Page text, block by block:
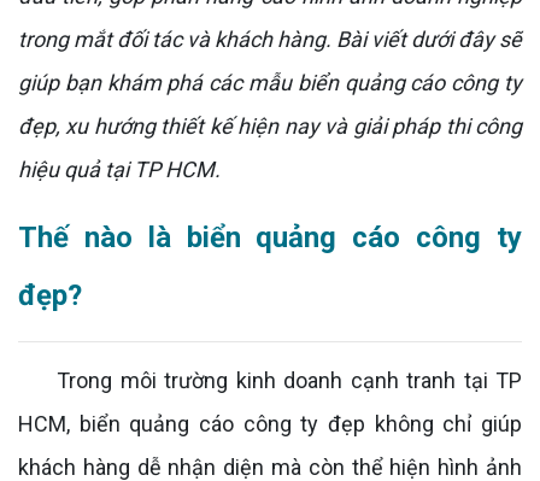
trong mắt đối tác và khách hàng. Bài viết dưới đây sẽ
giúp bạn khám phá các mẫu biển quảng cáo công ty
đẹp, xu hướng thiết kế hiện nay và giải pháp thi công
hiệu quả tại TP HCM.
Thế nào là biển quảng cáo công ty
đẹp?
Trong môi trường kinh doanh cạnh tranh tại TP
HCM, biển quảng cáo công ty đẹp không chỉ giúp
khách hàng dễ nhận diện mà còn thể hiện hình ảnh